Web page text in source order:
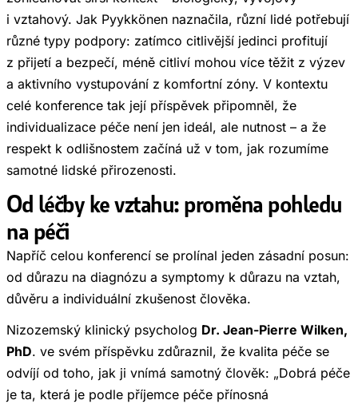
i vztahový. Jak Pyykkönen naznačila, různí lidé potřebují
různé typy podpory: zatímco citlivější jedinci profitují
z přijetí a bezpečí, méně citliví mohou více těžit z výzev
a aktivního vystupování z komfortní zóny. V kontextu
celé konference tak její příspěvek připomněl, že
individualizace péče není jen ideál, ale nutnost – a že
respekt k odlišnostem začíná už v tom, jak rozumíme
samotné lidské přirozenosti.
Od léčby ke vztahu: proměna pohledu
na péči
Napříč celou konferencí se prolínal jeden zásadní posun:
od důrazu na diagnózu a symptomy k důrazu na vztah,
důvěru a individuální zkušenost člověka.
Nizozemský klinický psycholog Dr. Jean-Pierre Wilken,
PhD. ve svém příspěvku zdůraznil, že kvalita péče se
odvíjí od toho, jak ji vnímá samotný člověk: „Dobrá péče
je ta, která je podle příjemce péče přínosná